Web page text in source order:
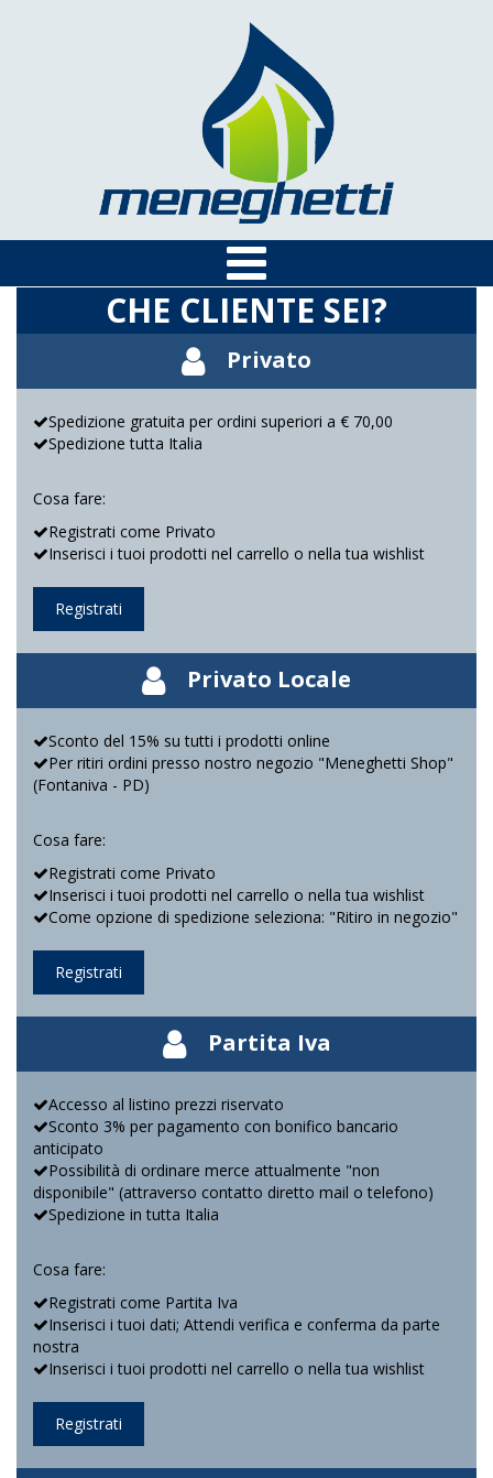
CHE CLIENTE SEI?
Privato
Spedizione gratuita per ordini superiori a € 70,00
Spedizione tutta Italia
Cosa fare:
Registrati come Privato
Inserisci i tuoi prodotti nel carrello o nella tua wishlist
Registrati
Privato Locale
Sconto del 15% su tutti i prodotti online
Per ritiri ordini presso nostro negozio "Meneghetti Shop"
(Fontaniva - PD)
Cosa fare:
Registrati come Privato
Inserisci i tuoi prodotti nel carrello o nella tua wishlist
Come opzione di spedizione seleziona: "Ritiro in negozio"
Registrati
Partita Iva
Accesso al listino prezzi riservato
Sconto 3% per pagamento con bonifico bancario
anticipato
Possibilità di ordinare merce attualmente "non
disponibile" (attraverso contatto diretto mail o telefono)
Spedizione in tutta Italia
Cosa fare:
Registrati come Partita Iva
Inserisci i tuoi dati; Attendi verifica e conferma da parte
nostra
Inserisci i tuoi prodotti nel carrello o nella tua wishlist
Registrati